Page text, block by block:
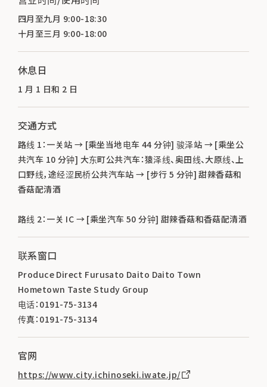
四月至九月 9:00-18:30
十月至三月 9:00-18:00
休息日
1 月 1 日和 2 日
交通方式
路线 1：一关站 → [乘坐当地电车 44 分钟] 骏泽站 → [乘坐公
共汽车 10 分钟] 大东町公共汽车：猿泽线、奥田线、大原线、上
口野线，途经涩民桥公共汽车站 → [步行 5 分钟] 甜辣香菇和
香菇配清酒
路线 2：一关 IC → [乘坐汽车 50 分钟] 甜辣香菇和香菇配清酒
联系窗口
Produce Direct Furusato Daito Daito Town
Hometown Taste Study Group
电话：0191-75-3134
传真：0191-75-3134
官网
https://www.city.ichinoseki.iwate.jp/